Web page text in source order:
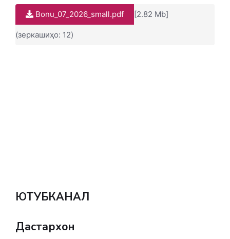
Bonu_07_2026_small.pdf [2.82 Mb]
(зеркашиҳо: 12)
ЮТУБКАНАЛ
Дастархон